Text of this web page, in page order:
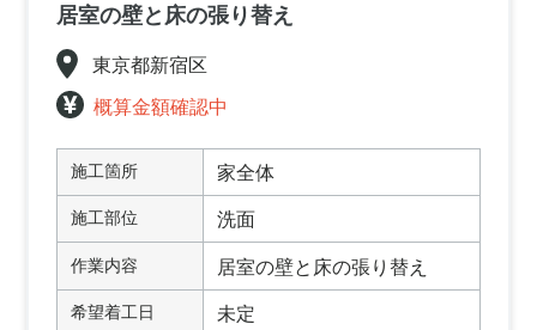
居室の壁と床の張り替え
東京都新宿区
概算金額確認中
施工箇所 家全体
施工部位 洗面
作業内容 居室の壁と床の張り替え
希望着工日 未定